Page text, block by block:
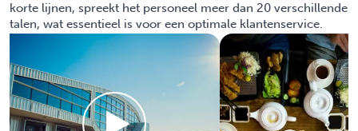
korte lijnen, spreekt het personeel meer dan 20 verschillende
talen, wat essentieel is voor een optimale klantenservice.